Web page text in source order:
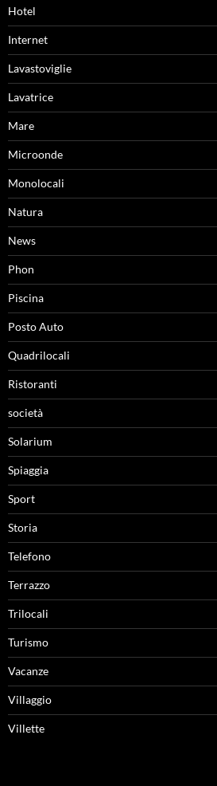
Hotel
Internet
Lavastoviglie
Lavatrice
Mare
Microonde
Monolocali
Natura
News
Phon
Piscina
Posto Auto
Quadrilocali
Ristoranti
società
Solarium
Spiaggia
Sport
Storia
Telefono
Terrazzo
Trilocali
Turismo
Vacanze
Villaggio
Villette